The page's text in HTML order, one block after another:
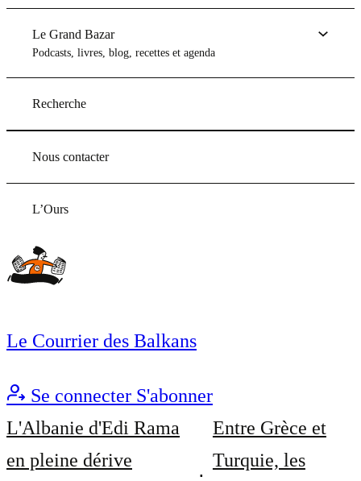
Le Grand Bazar
Podcasts, livres, blog, recettes et agenda
Recherche
Nous contacter
L’Ours
Le Courrier des Balkans
Se connecter S'abonner
L'Albanie d'Edi Rama
en pleine dérive
Entre Grèce et
Turquie, les